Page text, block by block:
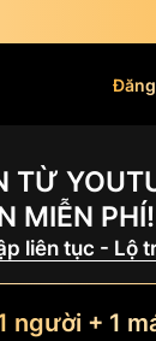
TỪ
MIỄN PHÍ!
liên tục - Lộ
người + 1